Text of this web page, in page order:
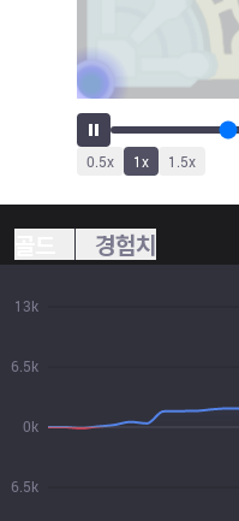
0.5x 1x 1.5x
경험치
6.5k
0k
6.5k
13k